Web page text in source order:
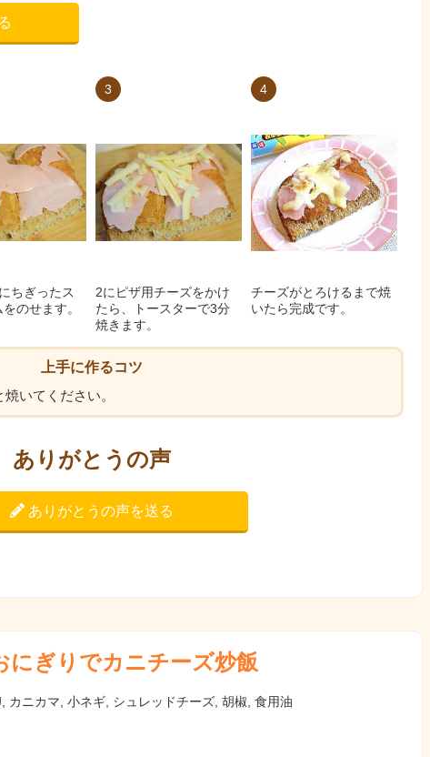
ちぎったス
のせます。
3
2にピザ用チーズをかけ
たら、トースターで3分
焼きます。
4
チーズがとろけるまで焼
いたら完成です。
上手に作るコツ
いてください。
ありがとうの声
ありがとうの声を送る
にぎりでカニチーズ炒飯
, カニカマ, 小ネギ, シュレッドチーズ, 胡椒, 食用油